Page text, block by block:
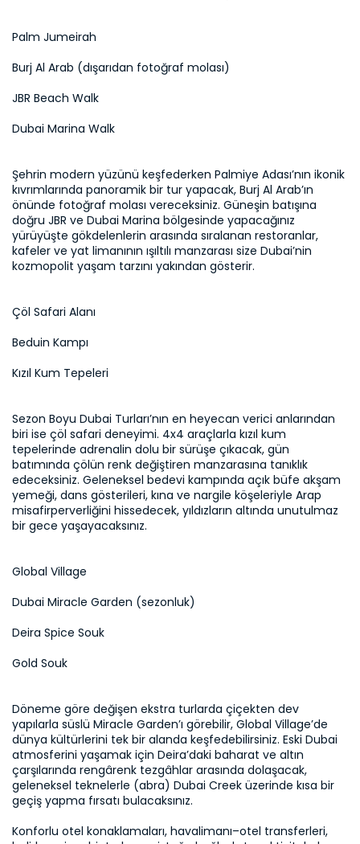
Palm Jumeirah
Burj Al Arab (dışarıdan fotoğraf molası)
JBR Beach Walk
Dubai Marina Walk
Şehrin modern yüzünü keşfederken Palmiye Adası’nın ikonik
kıvrımlarında panoramik bir tur yapacak, Burj Al Arab’ın
önünde fotoğraf molası vereceksiniz. Güneşin batışına
doğru JBR ve Dubai Marina bölgesinde yapacağınız
yürüyüşte gökdelenlerin arasında sıralanan restoranlar,
kafeler ve yat limanının ışıltılı manzarası size Dubai’nin
kozmopolit yaşam tarzını yakından gösterir.
Çöl Safari Alanı
Beduin Kampı
Kızıl Kum Tepeleri
Sezon Boyu Dubai Turları’nın en heyecan verici anlarından
biri ise çöl safari deneyimi. 4x4 araçlarla kızıl kum
tepelerinde adrenalin dolu bir sürüşe çıkacak, gün
batımında çölün renk değiştiren manzarasına tanıklık
edeceksiniz. Geleneksel bedevi kampında açık büfe akşam
yemeği, dans gösterileri, kına ve nargile köşeleriyle Arap
misafirperverliğini hissedecek, yıldızların altında unutulmaz
bir gece yaşayacaksınız.
Global Village
Dubai Miracle Garden (sezonluk)
Deira Spice Souk
Gold Souk
Döneme göre değişen ekstra turlarda çiçekten dev
yapılarla süslü Miracle Garden’ı görebilir, Global Village’de
dünya kültürlerini tek bir alanda keşfedebilirsiniz. Eski Dubai
atmosferini yaşamak için Deira’daki baharat ve altın
çarşılarında rengârenk tezgâhlar arasında dolaşacak,
geleneksel teknelerle (abra) Dubai Creek üzerinde kısa bir
geçiş yapma fırsatı bulacaksınız.
Konforlu otel konaklamaları, havalimanı–otel transferleri,